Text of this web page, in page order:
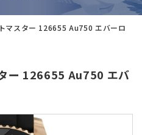
マスター 126655 Au750 エバーロ
ー 126655 Au750 エバ